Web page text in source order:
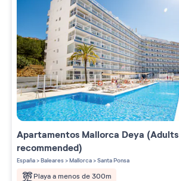
Apartamentos Mallorca Deya (Adults
recommended)
España>Baleares>Mallorca>Santa Ponsa
Playa a menos de 300m